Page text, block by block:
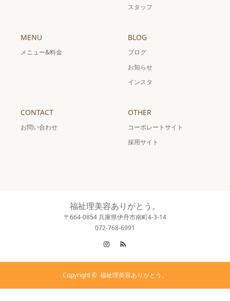
スタッフ
MENU
メニュー&料金
BLOG
ブログ
お知らせ
インスタ
CONTACT
お問い合わせ
OTHER
コーポレートサイト
採用サイト
福祉理美容ありがとう。
〒664-0854 兵庫県伊丹市南町4-3-14
072-768-6991
Instagram
Copyright © 福祉理美容ありがとう。